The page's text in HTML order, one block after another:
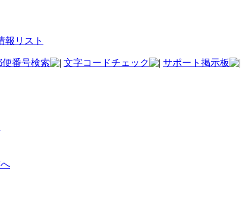
報リスト
便番号検索 文字コードチェック サポート掲示板